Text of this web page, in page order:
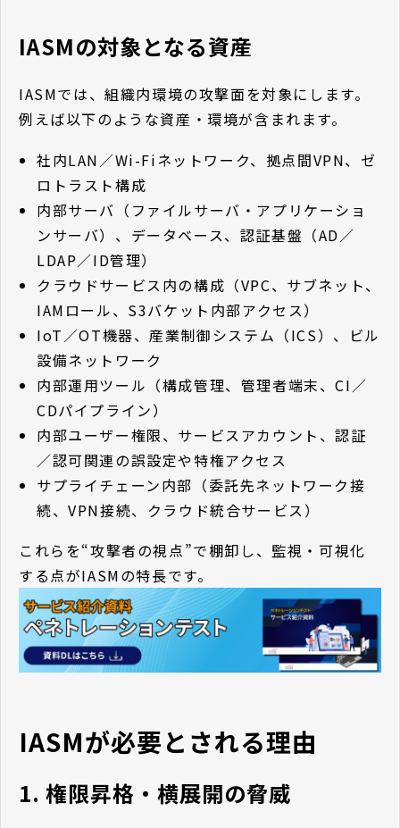
IASMの対象となる資産
IASMでは、組織内環境の攻撃面を対象にします。
例えば以下のような資産・環境が含まれます。
社内LAN／Wi-Fiネットワーク、拠点間VPN、ゼ
ロトラスト構成
内部サーバ（ファイルサーバ・アプリケーショ
ンサーバ）、データベース、認証基盤（AD／
LDAP／ID管理）
クラウドサービス内の構成（VPC、サブネット、
IAMロール、S3バケット内部アクセス）
IoT／OT機器、産業制御システム（ICS）、ビル
設備ネットワーク
内部運用ツール（構成管理、管理者端末、CI／
CDパイプライン）
内部ユーザー権限、サービスアカウント、認証
／認可関連の誤設定や特権アクセス
サプライチェーン内部（委託先ネットワーク接
続、VPN接続、クラウド統合サービス）
これらを“攻撃者の視点”で棚卸し、監視・可視化
する点がIASMの特長です。
IASMが必要とされる理由
1. 権限昇格・横展開の脅威